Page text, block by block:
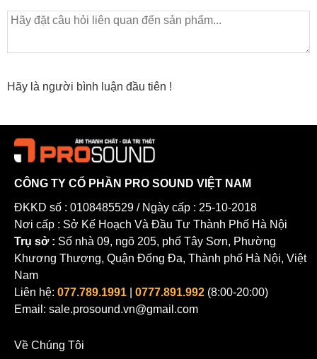
Hãy là người bình luận đầu tiên !
CÔNG TY CỔ PHẦN PRO SOUND VIỆT NAM
ĐKKD số : 0108485529 / Ngày cấp : 25-10-2018
Nơi cấp : Sở Kế Hoạch Và Đầu Tư Thành Phố Hà Nội
Trụ sở : Số nhà 09, ngõ 205, phố Tây Sơn, Phường
Khương Thượng, Quận Đống Đa, Thành phố Hà Nội, Việt
Nam
Liên hệ: 077.789.1991 0777.891.992 (8:00-20:00)
Email: sale.prosound.vn@gmail.com
Về Chúng Tôi